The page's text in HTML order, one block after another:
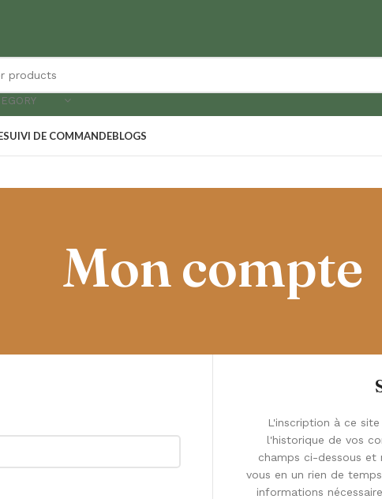
SUIVI DE COMMANDEBLOGS
Mon compte
L'inscription à ce
l'historique de vos
champs ci-dessous et
vous en un rien de
informations